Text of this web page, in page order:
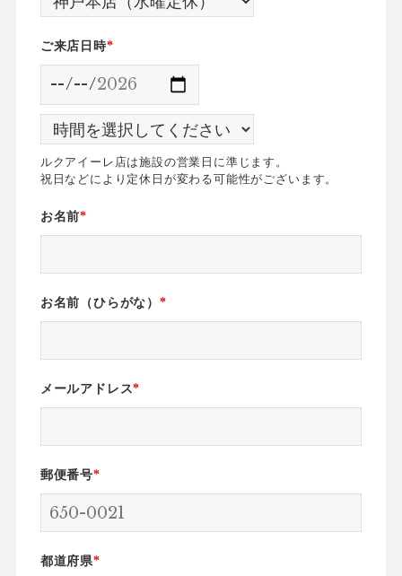
ご来店日時*
ルクアイーレ店は施設の営業日に準じます。
祝日などにより定休日が変わる可能性がございます。
お名前*
お名前（ひらがな） *
メールアドレス*
郵便番号*
都道府県*